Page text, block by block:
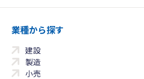
業種から探す
建設
製造
小売